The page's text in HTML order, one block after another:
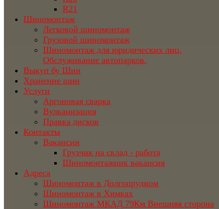
R21
Шиномонтаж
Легковой шиномонтаж
Грузовой шиномонтаж
Шиномонтаж для юридических лиц.
Обслуживание автопарков.
Выкуп бу Шин
Хранение шин
Услуги
Аргоновая сварка
Вулканизация
Правка дисков
Контакты
Вакансии
Грузчик на склад - работа
Шиномонтажник вакансия
Адреса
Шиномонтаж в Долгопрудном
Шиномонтаж в Химках
Шиномонтаж МКАД 79Км Внешняя сторона